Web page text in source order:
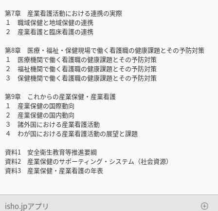
第7章 産業看護活動における連携の実際
１ 職域保健と地域保健の連携
２ 産業看護と臨床看護の連携
第8章 医療・福祉・保健現場で働く看護職の健康課題とその予防対策
１ 医療機関で働く看護職の健康課題とその予防対策
２ 福祉機関で働く看護職の健康課題とその予防対策
３ 保健機関で働く看護職の健康課題とその予防対策
第9章 これからの産業保健・産業看護
１ 産業保健の国際動向
２ 産業保健の国内動向
３ 諸外国における産業看護活動
４ わが国における産業看護活動の展望と課題
資料1 安全衛生教育等推進要綱
資料2 産業保健のサポーティング・システム（社会資源）
資料3 産業保健・産業看護の年表
isho.jpアプリ